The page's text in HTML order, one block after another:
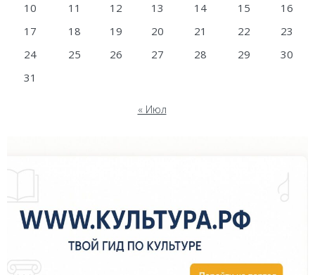
10
11 12 13 14 15
16
17
18 19 20 21 22
23
24
25 26 27 28 29
30
31
« Июл